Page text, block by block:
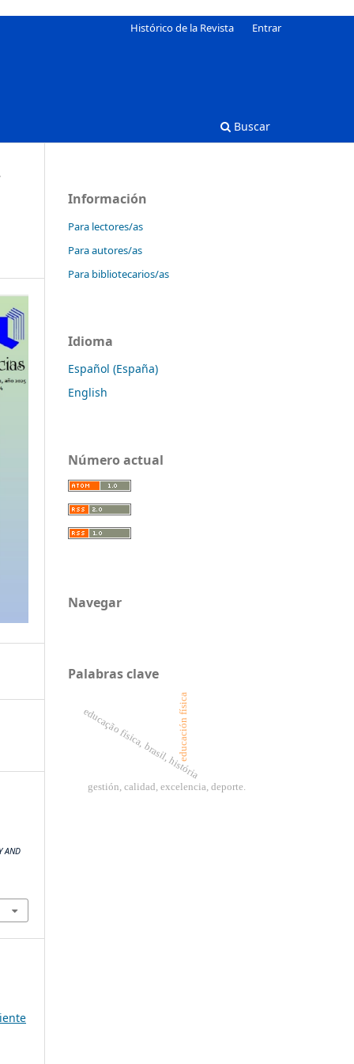
Buscar
Histórico de la Revista Entrar
AND
Información
Para lectores/as
Para autores/as
Para bibliotecarios/as
Idioma
Español (España)
English
Número actual
Navegar
Palabras clave
educación física
educação física, brasil, história
gestión, calidad, excelencia, deporte.